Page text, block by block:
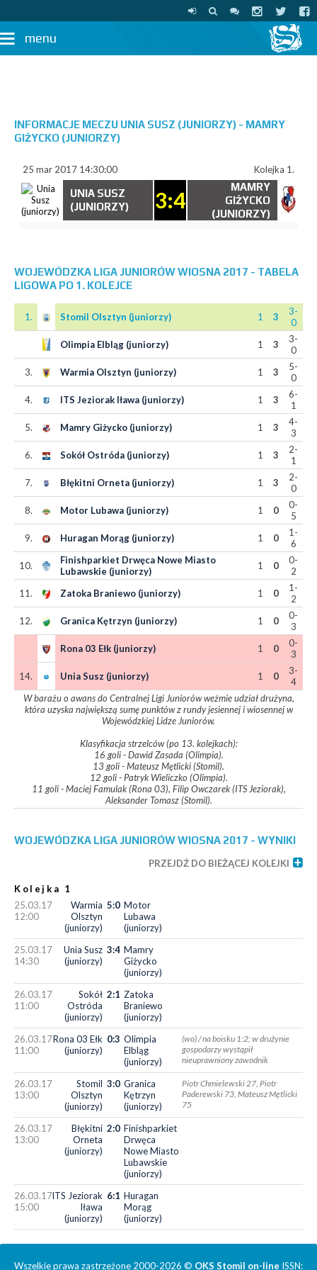
menu
INFORMACJE MECZU UNIA SUSZ (JUNIORZY) - MAMRY
GIŻYCKO (JUNIORZY)
25 mar 2017 14:30:00 Kolejka 1.
UNIA SUSZ
(JUNIORZY)
3:4
MAMRY
GIŻYCKO
(JUNIORZY)
WOJEWÓDZKA LIGA JUNIORÓW WIOSNA 2017 - TABELA
LIGOWA PO 1. KOLEJCE
1. Stomil Olsztyn (juniorzy) 1 3
3-
0
Olimpia Elbląg (juniorzy)
1 3
3-
0
3.
Warmia Olsztyn (juniorzy) 1 3
5-
0
4.
ITS Jeziorak Iława (juniorzy) 1 3
6-
1
5.
Mamry Giżycko (juniorzy) 1 3
4-
3
6.
Sokół Ostróda (juniorzy) 1 3
2-
1
7.
Błękitni Orneta (juniorzy) 1 3
2-
0
8.
Motor Lubawa (juniorzy) 1 0
0-
5
9.
Huragan Morąg (juniorzy) 1 0
1-
6
10.
Finishparkiet Drwęca Nowe Miasto
Lubawskie (juniorzy)
1 0
0-
2
11.
Zatoka Braniewo (juniorzy) 1 0
1-
2
12.
Granica Kętrzyn (juniorzy) 1 0
0-
3
Rona 03 Ełk (juniorzy)
1 0
0-
3
14.
Unia Susz (juniorzy) 1 0
3-
4
W barażu o awans do Centralnej Ligi Juniorów weźmie udział drużyna,
która uzyska największą sumę punktów z rundy jesiennej i wiosennej w
Wojewódzkiej Lidze Juniorów.
Klasyfikacja strzelców (po 13. kolejkach):
16 goli - Dawid Zasada (Olimpia).
13 goli - Mateusz Mętlicki (Stomil).
12 goli - Patryk Wieliczko (Olimpia).
11 goli - Maciej Famulak (Rona 03), Filip Owczarek (ITS Jeziorak),
Aleksander Tomasz (Stomil).
WOJEWÓDZKA LIGA JUNIORÓW WIOSNA 2017 - WYNIKI
PRZEJDŹ DO BIEŻĄCEJ KOLEJKI
Kolejka 1
25.03.17
12:00
Warmia
Olsztyn
(juniorzy)
5:0 Motor
Lubawa
(juniorzy)
25.03.17
14:30
Unia Susz
(juniorzy)
3:4 Mamry
Giżycko
(juniorzy)
26.03.17
11:00
Sokół
Ostróda
(juniorzy)
2:1 Zatoka
Braniewo
(juniorzy)
26.03.17
11:00
Rona 03 Ełk
(juniorzy)
0:3 Olimpia
Elbląg
(juniorzy)
(wo) / na boisku 1:2; w drużynie
gospodarzy wystąpił
nieuprawniony zawodnik
26.03.17
13:00
Stomil
Olsztyn
(juniorzy)
3:0 Granica
Kętrzyn
(juniorzy)
Piotr Chmielewski 27, Piotr
Paderewski 73, Mateusz Mętlicki
75
26.03.17
13:00
Błękitni
Orneta
(juniorzy)
2:0 Finishparkiet
Drwęca
Nowe Miasto
Lubawskie
(juniorzy)
26.03.17
15:00
ITS Jeziorak
Iława
(juniorzy)
6:1 Huragan
Morąg
(juniorzy)
Wszelkie prawa zastrzeżone 2000-2026 © OKS Stomil on-line ISSN: